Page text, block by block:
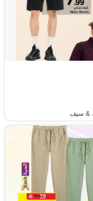
& سيف